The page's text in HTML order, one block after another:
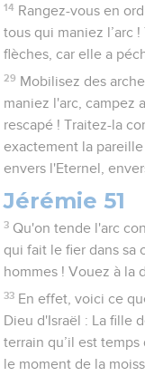
14 Rangez-vous en
tous qui maniez l’arc
flèches, car elle a
29 Mobilisez des
maniez l'arc, campez
rescapé ! Traitez-la
exactement la
envers l'Eternel,
Jérémie 51
3 Qu'on tende l'arc
qui fait le fier dans sa
hommes ! Vouez à la
33 En effet, voici ce
Dieu d'Israël : La fille
terrain qu’il est
le moment de la